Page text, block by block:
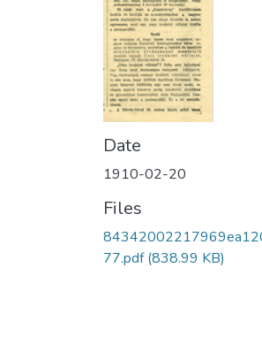
Date
1910-02-20
Files
77.pdf(838.99 KB)